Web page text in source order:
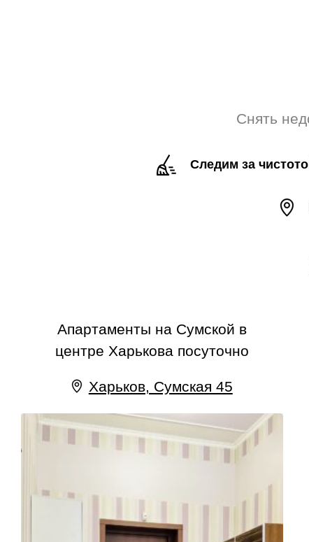
Снять
Следим за
Апартаменты на Сумской в
центре Харькова посуточно
Харьков, Сумская 45